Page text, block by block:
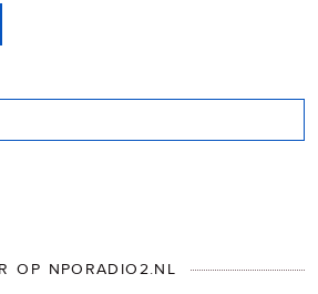
OP NPORADIO2.NL